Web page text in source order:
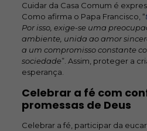
Cuidar da Casa Comum é
Como afirma o Papa Francisco, “
Por isso, exige-se uma
ambiente, unida ao amor
a um compromisso constante
sociedade”. Assim, proteger a
esperança.
Celebrar a fé com
promessas de Deus
Celebrar a fé, participar da